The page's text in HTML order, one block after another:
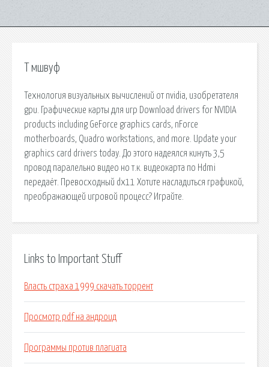
Т мшвуф
Технология визуальных вычислений от nvidia, изобретателя
gpu. Графические карты для игр Download drivers for NVIDIA
products including GeForce graphics cards, nForce
motherboards, Quadro workstations, and more. Update your
graphics card drivers today. До этого надеялся кинуть 3,5
провод паралельно видео но т.к. видеокарта по Hdmi
передаёт. Превосходный dx11 Хотите насладиться графикой,
преображающей игровой процесс? Играйте.
Links to Important Stuff
Власть страха 1999 скачать торрент
Просмотр pdf на андроид
Программы против плагиата